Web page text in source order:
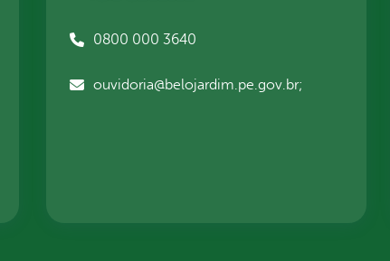
0800 000 3640
ouvidoria@belojardim.pe.gov.br;